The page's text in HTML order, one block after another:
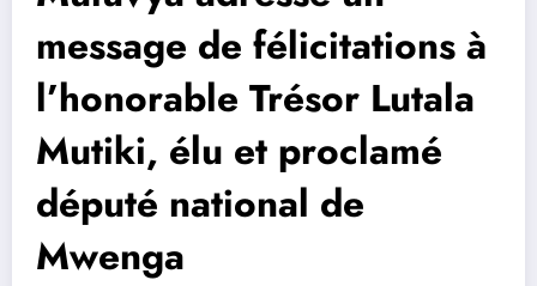
message de félicitations à
l’honorable Trésor Lutala
Mutiki, élu et proclamé
député national de
Mwenga